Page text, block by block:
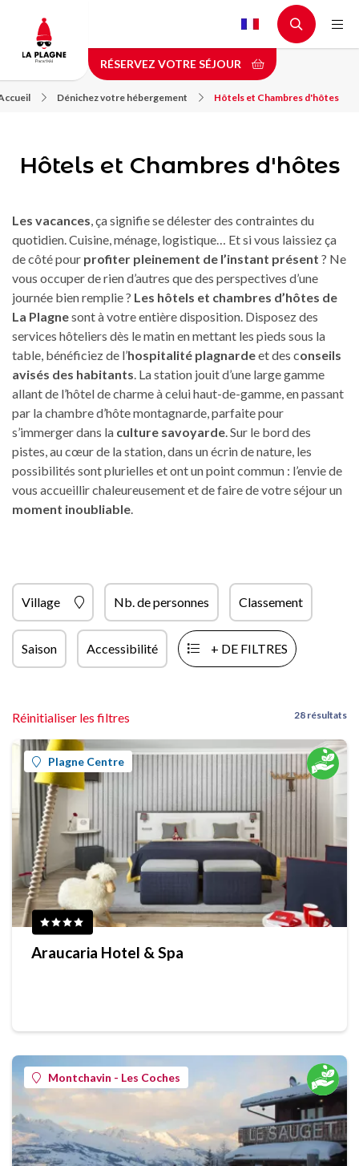
contenu
principal
RÉSERVEZ VOTRE SÉJOUR
Dénichez votre hébergement Hôtels et Chambres d'hôtes
Hôtels et Chambres d'hôtes
Les vacances, ça signifie se délester des contraintes du
quotidien. Cuisine, ménage, logistique… Et si vous laissiez ça
de côté pour profiter pleinement de l’instant présent ? Ne
vous occuper de rien d’autres que des perspectives d’une
journée bien remplie ? Les hôtels et chambres d’hôtes de
La Plagnesont à votre entière disposition. Disposez des
services hôteliers dès le matin en mettant les pieds sous la
table, bénéficiez de l’hospitalité plagnardeet des conseils
avisés des habitants. La station jouit d’une large gamme
allant de l’hôtel de charme à celui haut-de-gamme, en passant
par la chambre d’hôte montagnarde, parfaite pour
s’immerger dans la culture savoyarde. Sur le bord des
pistes, au cœur de la station, dans un écrin de nature, les
possibilités sont plurielles et ont un point commun : l’envie de
vous accueillir chaleureusement et de faire de votre séjour un
moment inoubliable.
Village Nb. de personnes Classement
Saison Accessibilité + DE FILTRES
Réinitialiser les filtres 28 résultats
Plagne Centre
Araucaria Hotel & Spa
Montchavin - Les Coches